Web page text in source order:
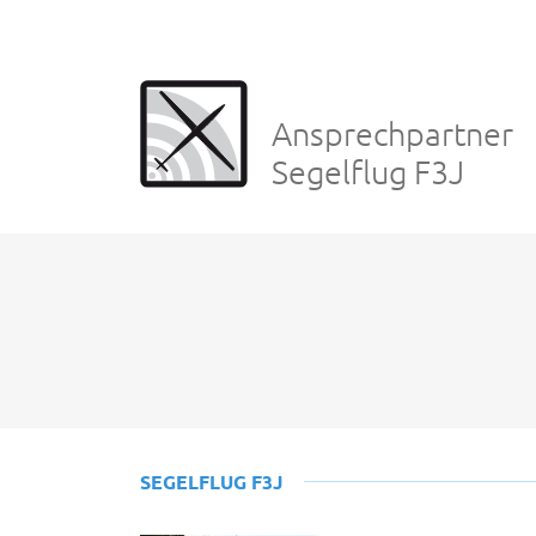
Ansprechpartner
Segelflug F3J
SEGELFLUG F3J